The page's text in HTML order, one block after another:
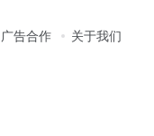
广告合作 关于我们